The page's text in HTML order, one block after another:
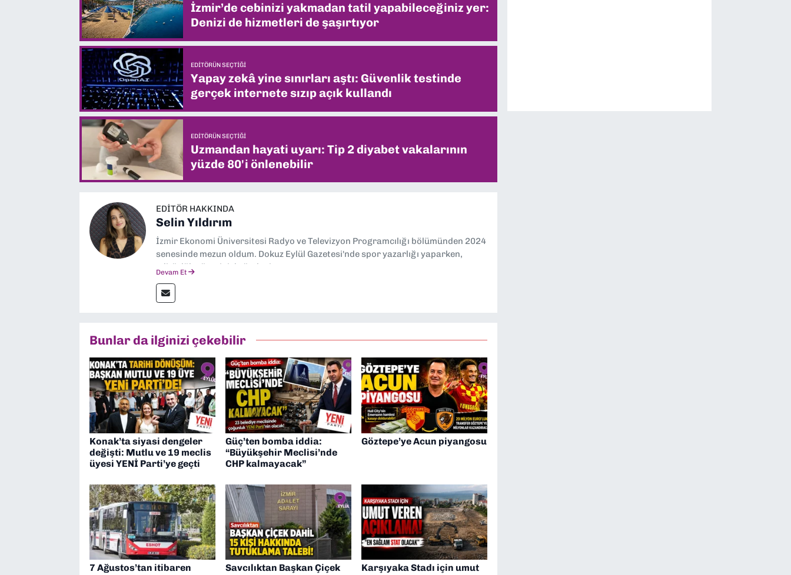
İzmir’de cebinizi yakmadan tatil yapabileceğiniz yer:
Denizi de hizmetleri de şaşırtıyor
EDITÖRÜN SEÇTIĞI
Yapay zekâ yine sınırları aştı: Güvenlik testinde
gerçek internete sızıp açık kullandı
EDITÖRÜN SEÇTIĞI
Uzmandan hayati uyarı: Tip 2 diyabet vakalarının
yüzde 80'i önlenebilir
EDITÖR HAKKINDA
Selin Yıldırım
İzmir Ekonomi Üniversitesi Radyo ve Televizyon Programcılığı bölümünden 2024
senesinde mezun oldum. Dokuz Eylül Gazetesi'nde spor yazarlığı yaparken,
editörlük görevini de üstleniyorum.
Devam Et
Bunlar da ilginizi çekebilir
Konak’ta siyasi dengeler
değişti: Mutlu ve 19 meclis
üyesi YENİ Parti’ye geçti
Güç’ten bomba iddia:
“Büyükşehir Meclisi’nde
CHP kalmayacak”
Göztepe’ye Acun piyangosu
7 Ağustos’tan itibaren
Savcılıktan Başkan Çiçek
Karşıyaka Stadı için umut